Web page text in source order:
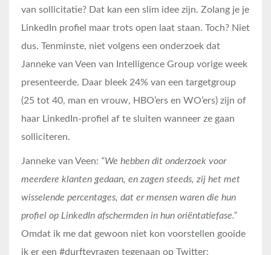
van sollicitatie? Dat kan een slim idee zijn. Zolang je je
LinkedIn profiel maar trots open laat staan. Toch? Niet
dus. Tenminste, niet volgens een onderzoek dat
Janneke van Veen van Intelligence Group vorige week
presenteerde. Daar bleek 24% van een targetgroup
(25 tot 40, man en vrouw, HBO’ers en WO’ers) zijn of
haar LinkedIn-profiel af te sluiten wanneer ze gaan
solliciteren.
Janneke van Veen: “We hebben dit onderzoek voor
meerdere klanten gedaan, en zagen steeds, zij het met
wisselende percentages, dat er mensen waren die hun
profiel op LinkedIn afschermden in hun oriëntatiefase.”
Omdat ik me dat gewoon niet kon voorstellen gooide
ik er een #durftevragen tegenaan op Twitter: